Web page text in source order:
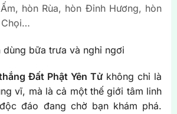
hòn Rùa, hòn Đỉnh Hương, hòn
dùng bữa trưa và nghỉ ngơi
Đất Phật Yên Tử không chỉ là
vĩ, mà là cả một thế giới tâm linh
đáo đang chờ bạn khám phá.